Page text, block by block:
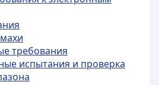
требования
испытания и проверка